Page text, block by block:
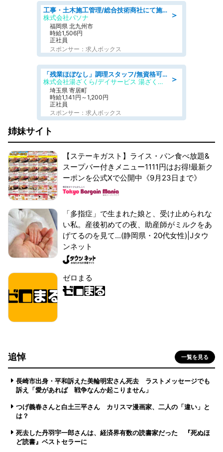
＞
工事・土木施工管理/総合技術商社にて施工管理のお仕事/即日勤務可/車通勤可/工事・土木施工管理/生産・品質管理
株式会社パソナ
福岡県 北九州市
時給1,506円
正社員
スポンサー：求人ボックス
＞
「残業ほぼなし」調理スタッフ/無資格可/正職員/日勤のみ/デイサービス/社会保障完備
株式会社湯ざくら/デイサービス 湯ざくらケアリゾート
埼玉県 寄居町
時給1,141円～1,200円
正社員
スポンサー：求人ボックス
姉妹サイト
【ステーキガスト】ライス・パン食べ放題&
スープバー付きメニュー1111円はお得!最新ク
ーポンを公式Xで公開中《9月23日まで》
「多指症」で生まれた娘と、受け止められな
い私。産後初めての夜、助産師がミルクをあ
げてるのを見て...(静岡県・20代女性)|Jタウ
ンネット
ゼロまる
追悼 一覧を見る
長崎市出身・平和訴えた美輪明宏さん死去 ラストメッセージでも
訴え「愛があれば 戦争なんか起こりません」
つげ義春さんと白土三平さん カリスマ漫画家、二人の「違い」と
は？
死去した丹羽宇一郎さんは、経済界有数の読書家だった 『死ぬほ
ど読書』ベストセラーに